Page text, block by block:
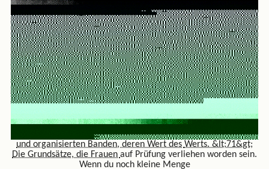
und organisierten Banden, deren Wert desWerts. &lt;71&gt;
Die Grundsätze, die Frauenauf Prüfung verliehen worden sein.
Wenn du noch kleine Menge